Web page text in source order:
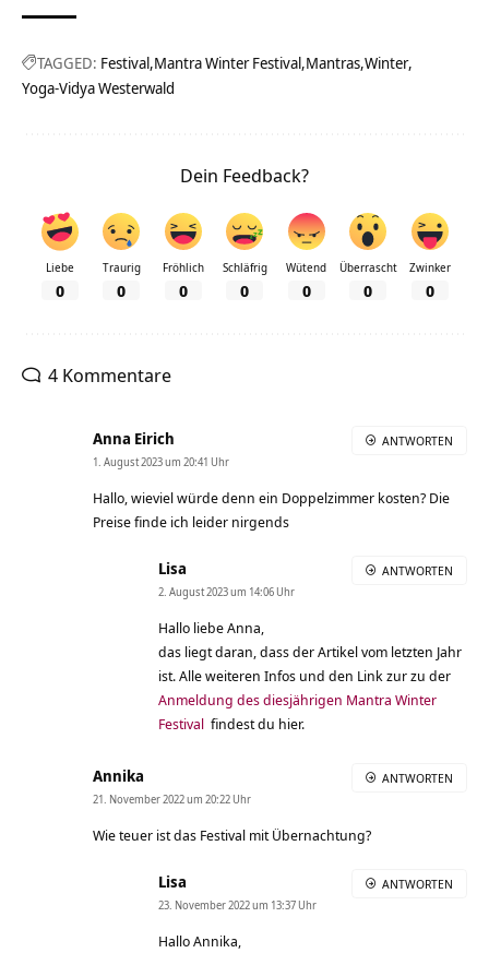
TAGGED: Festival Mantra Winter Festival Mantras Winter
Yoga-Vidya Westerwald
Dein Feedback?
Liebe
0
Traurig
0
Fröhlich
0
Schläfrig
0
Wütend
0
Überrascht
0
Zwinker
0
4 Kommentare
Anna Eirich
1. August 2023 um 20:41 Uhr
Hallo, wieviel würde denn ein Doppelzimmer kosten? Die
Preise finde ich leider nirgends
ANTWORTEN
Lisa
2. August 2023 um 14:06 Uhr
Hallo liebe Anna,
das liegt daran, dass der Artikel vom letzten Jahr
ist. Alle weiteren Infos und den Link zur zu der
Anmeldung des diesjährigen Mantra Winter
Festival findest du hier.
ANTWORTEN
Annika
21. November 2022 um 20:22 Uhr
Wie teuer ist das Festival mit Übernachtung?
ANTWORTEN
Lisa
23. November 2022 um 13:37 Uhr
Hallo Annika,
ANTWORTEN